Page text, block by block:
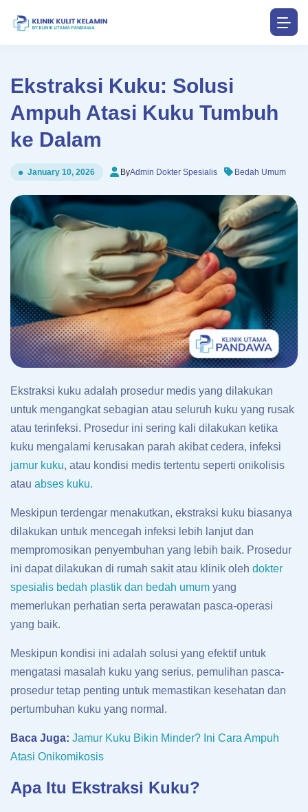
Ekstraksi Kuku: Solusi
Ampuh Atasi Kuku Tumbuh
ke Dalam
January 10, 2026 ByAdmin Dokter Spesialis Bedah Umum
Ekstraksi kuku adalah prosedur medis yang dilakukan
untuk mengangkat sebagian atau seluruh kuku yang rusak
atau terinfeksi. Prosedur ini sering kali dilakukan ketika
kuku mengalami kerusakan parah akibat cedera, infeksi
jamur kuku, atau kondisi medis tertentu seperti onikolisis
atau abses kuku.
Meskipun terdengar menakutkan, ekstraksi kuku biasanya
dilakukan untuk mencegah infeksi lebih lanjut dan
mempromosikan penyembuhan yang lebih baik. Prosedur
ini dapat dilakukan di rumah sakit atau klinik oleh dokter
spesialis bedah plastik dan bedah umum yang
memerlukan perhatian serta perawatan pasca-operasi
yang baik.
Meskipun kondisi ini adalah solusi yang efektif untuk
mengatasi masalah kuku yang serius, pemulihan pasca-
prosedur tetap penting untuk memastikan kesehatan dan
pertumbuhan kuku yang normal.
Baca Juga: Jamur Kuku Bikin Minder? Ini Cara Ampuh
Atasi Onikomikosis
Apa Itu Ekstraksi Kuku?